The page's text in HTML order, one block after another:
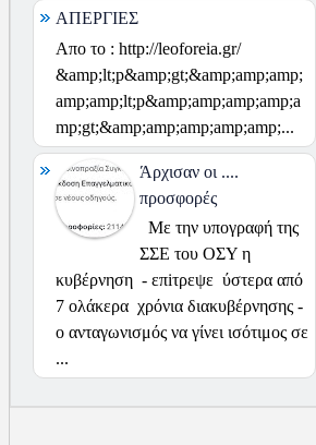
ΑΠΕΡΓΙΕΣ
Απο το : http://leoforeia.gr/
&amp;lt;p&amp;gt;&amp;amp;amp;
amp;amp;lt;p&amp;amp;amp;amp;a
mp;gt;&amp;amp;amp;amp;amp;...
Άρχισαν οι ....
προσφορές
Με την υπογραφή της
ΣΣΕ του ΟΣΥ η
κυβέρνηση - επiτρεψε ύστερα από
7 ολάκερα χρόνια διακυβέρνησης -
ο ανταγωνισμός να γίνει ισότιμος σε
...